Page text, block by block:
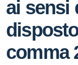
ai sensi
comma